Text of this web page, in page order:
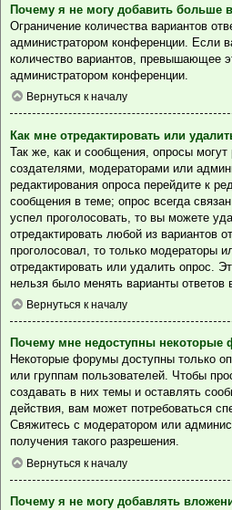
Почему я не могу добавить больше
Ограничение количества вариантов
администратором конференции. Если
количество вариантов, превышающее
администратором конференции.
Вернуться к началу
Как мне отредактировать или
Так же, как и сообщения, опросы могут
создателями, модераторами или
редактирования опроса перейдите к
сообщения в теме; опрос всегда
успел проголосовать, то вы можете
отредактировать любой из вариантов
проголосовал, то только модераторы
отредактировать или удалить опрос.
нельзя было менять варианты ответов
Вернуться к началу
Почему мне недоступны некоторые
Некоторые форумы доступны только
или группам пользователей. Чтобы
создавать в них темы и оставлять
действия, вам может потребоваться
Свяжитесь с модератором или
получения такого разрешения.
Вернуться к началу
Почему я не могу добавлять